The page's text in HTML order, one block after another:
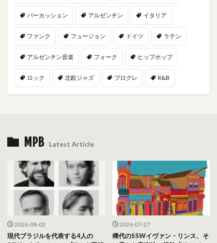
パーカッション アルゼンチン イタリア
ファンク フュージョン ドイツ ラテン
アルゼンチン音楽 フォーク ヒップホップ
ロック 北欧ジャズ プログレ R&B
MPB Latest Article
2026-08-02
現代ブラジルを代表する4人の
2026-07-27
稀代のSSWイヴァン・リンス、そ